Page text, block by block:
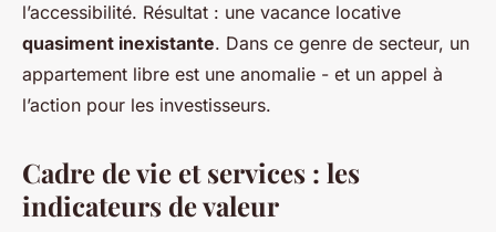
l’accessibilité. Résultat : une vacance locative
quasiment inexistante. Dans ce genre de secteur, un
appartement libre est une anomalie - et un appel à
l’action pour les investisseurs.
Cadre de vie et services : les
indicateurs de valeur